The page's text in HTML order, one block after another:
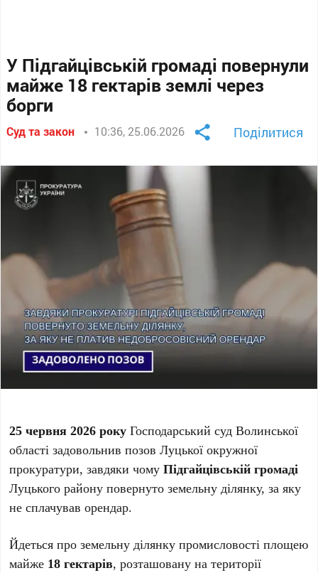
У Підгайцівській громаді повернули
майже 18 гектарів землі через
борги
Суд та закон 10:36, 25.06.2026 Поділитися
25 червня 2026 року Господарський суд Волинської
області задовольнив позов Луцької окружної
прокуратури, завдяки чомуПідгайцівській громаді
Луцького району повернуто земельну ділянку, за яку
не сплачував орендар.
Йдеться про земельну ділянку промисловості площею
майже 18 гектарів, розташовану на території